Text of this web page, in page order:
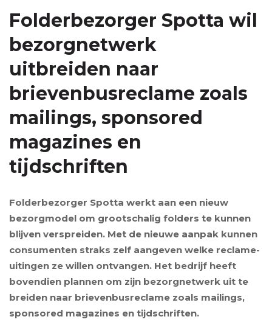
Folderbezorger Spotta wil
bezorgnetwerk
uitbreiden naar
brievenbusreclame zoals
mailings, sponsored
magazines en
tijdschriften
Folderbezorger Spotta werkt aan een nieuw
bezorgmodel om grootschalig folders te kunnen
blijven verspreiden. Met de nieuwe aanpak kunnen
consumenten straks zelf aangeven welke reclame-
uitingen ze willen ontvangen. Het bedrijf heeft
bovendien plannen om zijn bezorgnetwerk uit te
breiden naar brievenbusreclame zoals mailings,
sponsored magazines en tijdschriften.